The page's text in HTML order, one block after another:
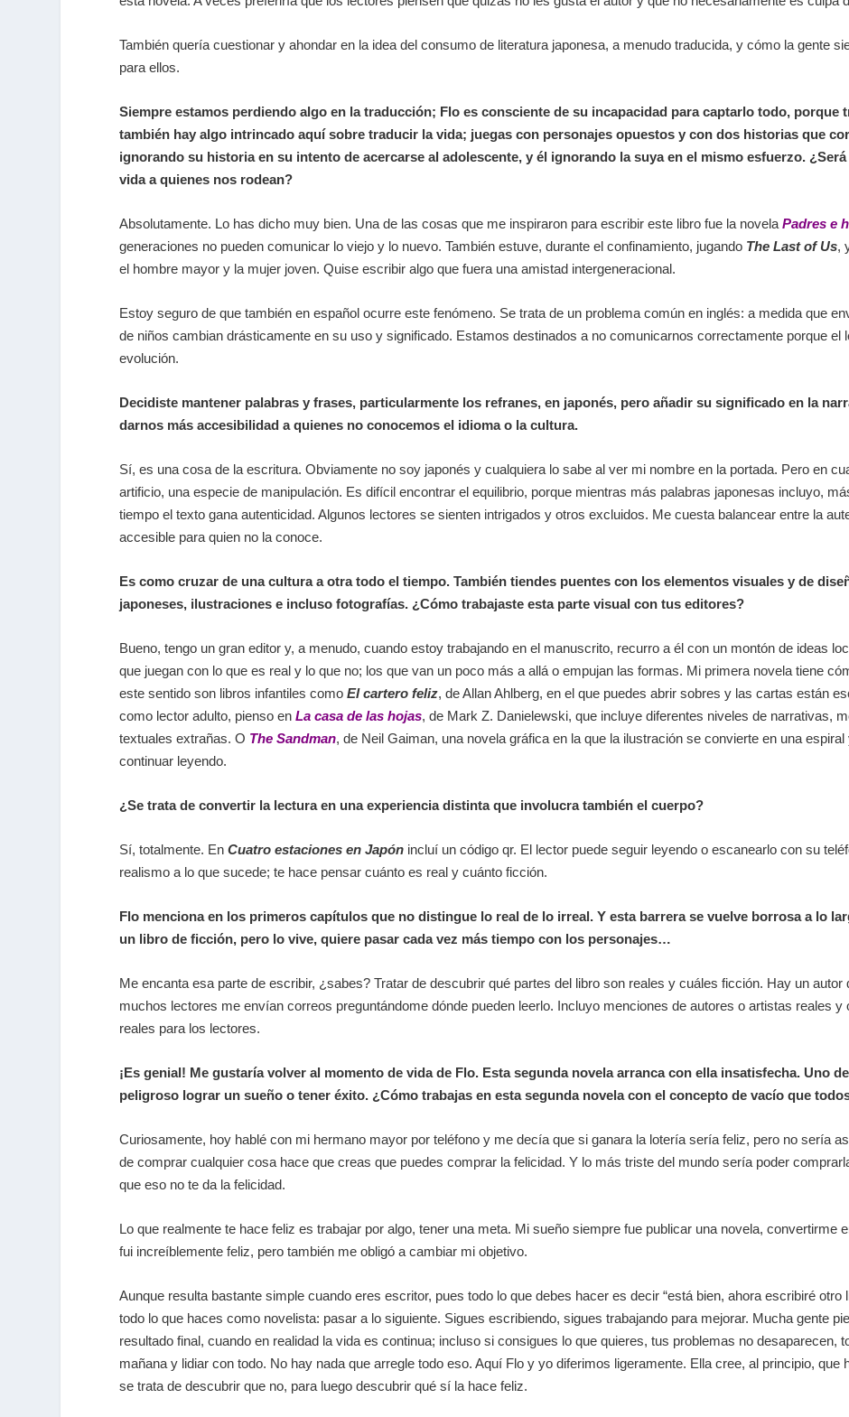
También quería cuestionar y ahondar en la idea del consumo de literatura japonesa, a menudo traducida, y cómo la gente
para ellos.
Siempre estamos perdiendo algo en la traducción; Flo es consciente de su incapacidad para captarlo todo, porque
también hay algo intrincado aquí sobre traducir la vida; juegas con personajes opuestos y con dos historias que
ignorando su historia en su intento de acercarse al adolescente, y él ignorando la suya en el mismo esfuerzo.
vida a quienes nos rodean?
Absolutamente. Lo has dicho muy bien. Una de las cosas que me inspiraron para escribir este libro fue la novela Padres e
generaciones no pueden comunicar lo viejo y lo nuevo. También estuve, durante el confinamiento, jugando The Last of Us,
el hombre mayor y la mujer joven. Quise escribir algo que fuera una amistad intergeneracional.
Estoy seguro de que también en español ocurre este fenómeno. Se trata de un problema común en inglés: a medida que
de niños cambian drásticamente en su uso y significado. Estamos destinados a no comunicarnos correctamente porque el
evolución.
Decidiste mantener palabras y frases, particularmente los refranes, en japonés, pero añadir su significado en la
darnos más accesibilidad a quienes no conocemos el idioma o la cultura.
Sí, es una cosa de la escritura. Obviamente no soy japonés y cualquiera lo sabe al ver mi nombre en la portada. Pero en
artificio, una especie de manipulación. Es difícil encontrar el equilibrio, porque mientras más palabras japonesas incluyo,
tiempo el texto gana autenticidad. Algunos lectores se sienten intrigados y otros excluidos. Me cuesta balancear entre la
accesible para quien no la conoce.
Es como cruzar de una cultura a otra todo el tiempo. También tiendes puentes con los elementos visuales y de
japoneses, ilustraciones e incluso fotografías. ¿Cómo trabajaste esta parte visual con tus editores?
Bueno, tengo un gran editor y, a menudo, cuando estoy trabajando en el manuscrito, recurro a él con un montón de ideas
que juegan con lo que es real y lo que no; los que van un poco más a allá o empujan las formas. Mi primera novela tiene
este sentido son libros infantiles como El cartero feliz, de Allan Ahlberg, en el que puedes abrir sobres y las cartas están
como lector adulto, pienso en La casa de las hojas, de Mark Z. Danielewski, que incluye diferentes niveles de narrativas,
textuales extrañas. O The Sandman, de Neil Gaiman, una novela gráfica en la que la ilustración se convierte en una
continuar leyendo.
¿Se trata de convertir la lectura en una experiencia distinta que involucra también el cuerpo?
Sí, totalmente. En Cuatro estaciones en Japón incluí un código qr. El lector puede seguir leyendo o escanearlo con su
realismo a lo que sucede; te hace pensar cuánto es real y cuánto ficción.
Flo menciona en los primeros capítulos que no distingue lo real de lo irreal. Y esta barrera se vuelve borrosa a lo
un libro de ficción, pero lo vive, quiere pasar cada vez más tiempo con los personajes…
Me encanta esa parte de escribir, ¿sabes? Tratar de descubrir qué partes del libro son reales y cuáles ficción. Hay un
muchos lectores me envían correos preguntándome dónde pueden leerlo. Incluyo menciones de autores o artistas reales
reales para los lectores.
¡Es genial! Me gustaría volver al momento de vida de Flo. Esta segunda novela arranca con ella insatisfecha. Uno
peligroso lograr un sueño o tener éxito. ¿Cómo trabajas en esta segunda novela con el concepto de vacío que
Curiosamente, hoy hablé con mi hermano mayor por teléfono y me decía que si ganara la lotería sería feliz, pero no sería
de comprar cualquier cosa hace que creas que puedes comprar la felicidad. Y lo más triste del mundo sería poder
que eso no te da la felicidad.
Lo que realmente te hace feliz es trabajar por algo, tener una meta. Mi sueño siempre fue publicar una novela, convertirme
fui increíblemente feliz, pero también me obligó a cambiar mi objetivo.
Aunque resulta bastante simple cuando eres escritor, pues todo lo que debes hacer es decir “está bien, ahora escribiré
todo lo que haces como novelista: pasar a lo siguiente. Sigues escribiendo, sigues trabajando para mejorar. Mucha gente
resultado final, cuando en realidad la vida es continua; incluso si consigues lo que quieres, tus problemas no desaparecen,
mañana y lidiar con todo. No hay nada que arregle todo eso. Aquí Flo y yo diferimos ligeramente. Ella cree, al principio,
se trata de descubrir que no, para luego descubrir qué sí la hace feliz.